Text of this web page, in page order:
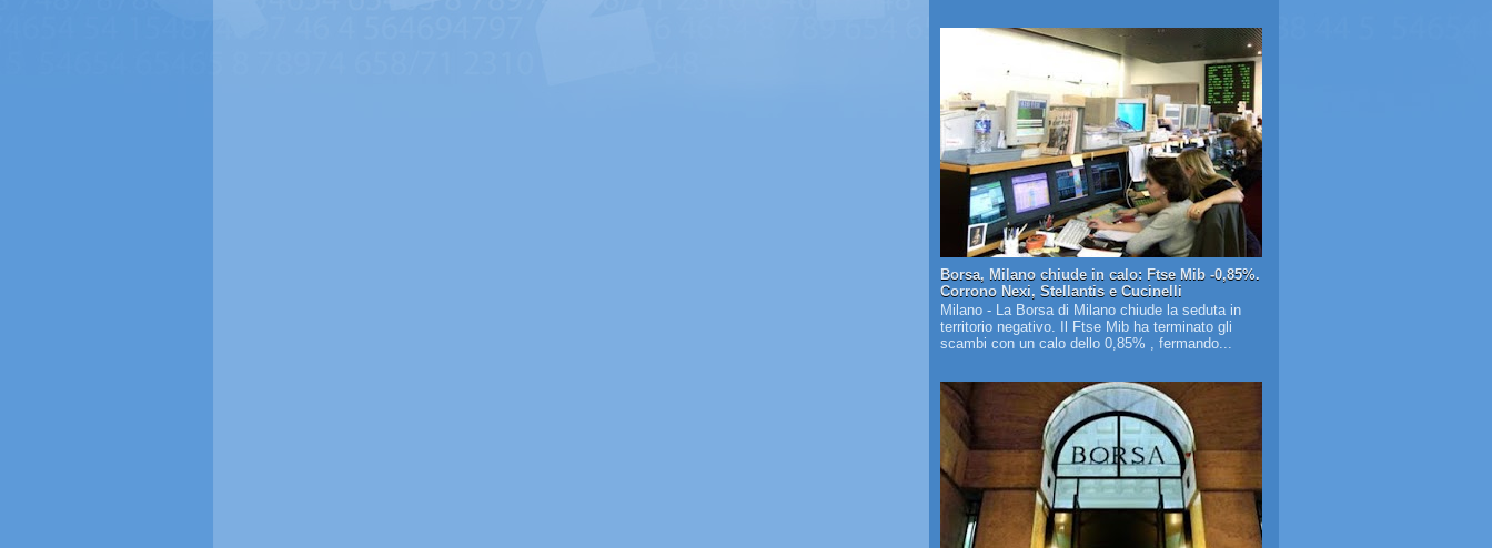
Borsa, Milano chiude in calo: Ftse Mib -0,85%.
Corrono Nexi, Stellantis e Cucinelli
Milano - La Borsa di Milano chiude la seduta in
territorio negativo. Il Ftse Mib ha terminato gli
scambi con un calo dello 0,85% , fermando...